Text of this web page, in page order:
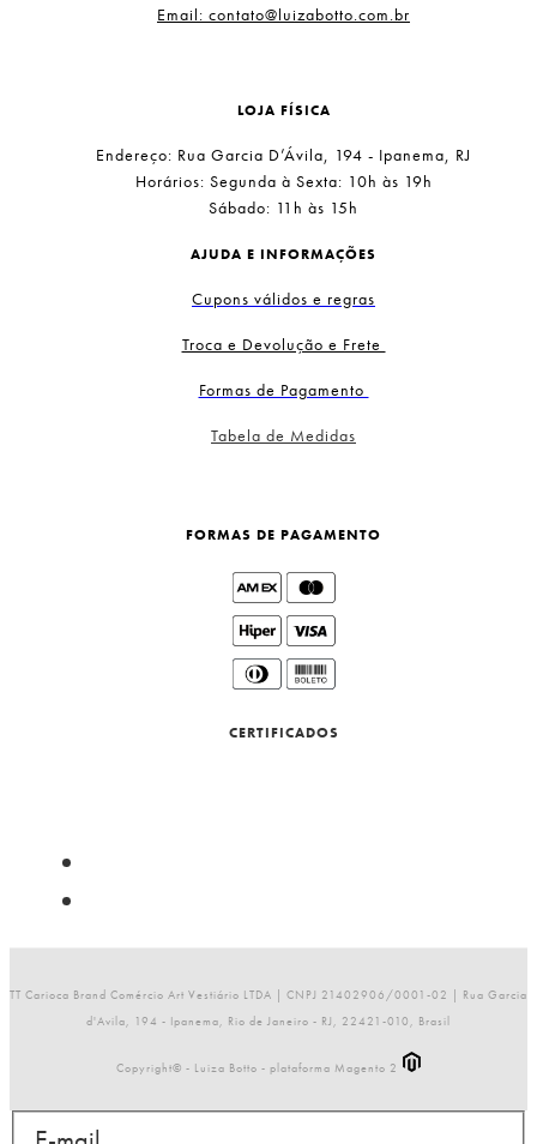
Email: contato@luizabotto.com.br
LOJA FÍSICA
Endereço: Rua Garcia D’Ávila, 194 - Ipanema, RJ
Horários: Segunda à Sexta: 10h às 19h
Sábado: 11h às 15h
AJUDA E INFORMAÇÕES
Cupons válidos e regras
Troca e Devolução e Frete
Formas de Pagamento
Tabela de Medidas
FORMAS DE PAGAMENTO
CERTIFICADOS
TT Carioca Brand Comércio Art Vestiário LTDA | CNPJ 21402906/0001-02 | Rua Garcia
d'Avila, 194 - Ipanema, Rio de Janeiro - RJ, 22421-010, Brasil
Copyright© - Luiza Botto - plataforma Magento 2